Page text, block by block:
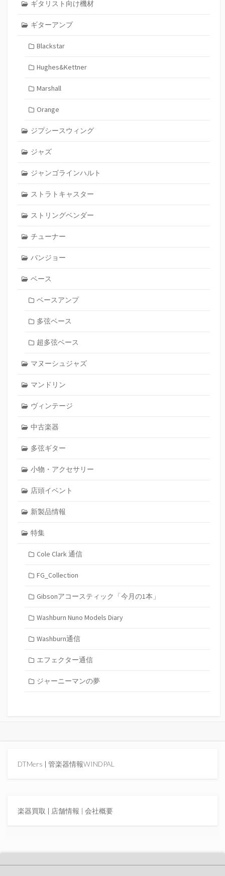
ギタリスト向け機材
ギターアンプ
Blackstar
Hughes&Kettner
Marshall
Orange
ジプシースウィング
ジャズ
ジャンゴラインハルト
ストラトキャスター
ストリングベンダー
チューナー
バンジョー
ベース
ベースアンプ
多弦ベース
超多弦ベース
マヌーシュジャズ
マンドリン
ヴィンテージ
中古楽器
多弦ギター
小物・アクセサリー
店頭イベント
新製品情報
特集
Cole Clark 通信
FG_Collection
Gibsonアコースティック「今月の1本」
Washburn Nuno Models Diary
Washburn通信
エフェクター通信
ジャーニーマンの夢
DTMers | 管楽器情報WINDPAL
楽器買取 | 店舗情報 | 会社概要